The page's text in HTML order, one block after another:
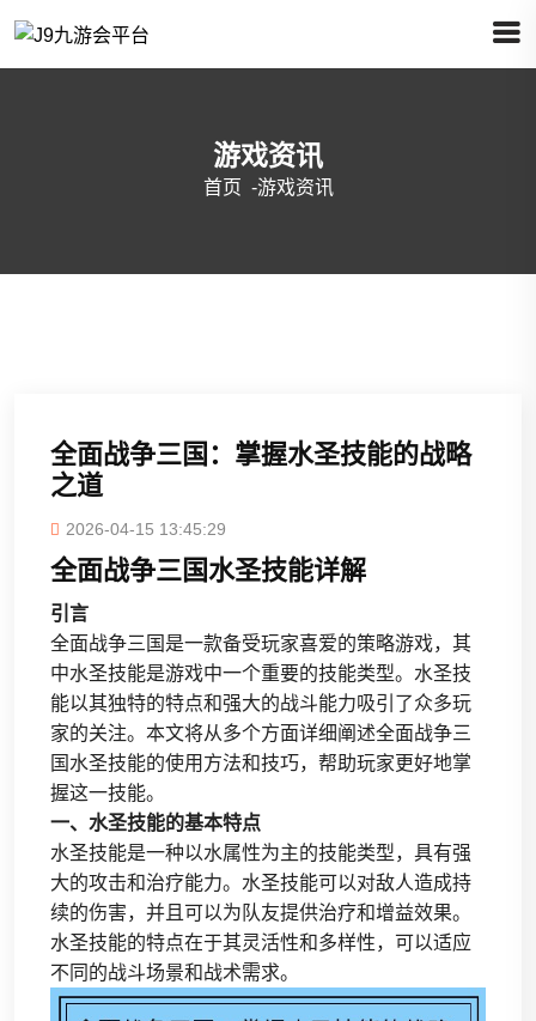
游戏资讯
首页 -游戏资讯
全面战争三国：掌握水圣技能的战略
之道
2026-04-15 13:45:29
全面战争三国水圣技能详解
引言
全面战争三国是一款备受玩家喜爱的策略游戏，其
中水圣技能是游戏中一个重要的技能类型。水圣技
能以其独特的特点和强大的战斗能力吸引了众多玩
家的关注。本文将从多个方面详细阐述全面战争三
国水圣技能的使用方法和技巧，帮助玩家更好地掌
握这一技能。
一、水圣技能的基本特点
水圣技能是一种以水属性为主的技能类型，具有强
大的攻击和治疗能力。水圣技能可以对敌人造成持
续的伤害，并且可以为队友提供治疗和增益效果。
水圣技能的特点在于其灵活性和多样性，可以适应
不同的战斗场景和战术需求。